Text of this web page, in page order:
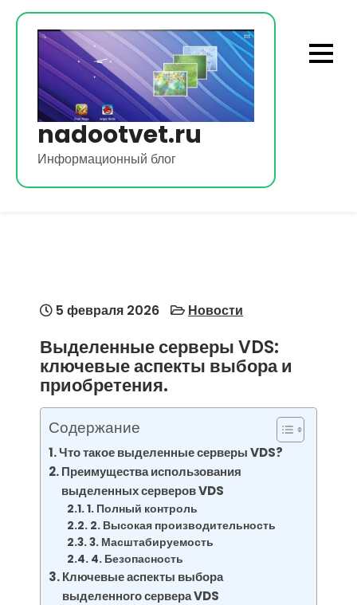
Перейти
содержимому
nadootvet.ru
Информационный блог
5 февраля 2026 Новости
Выделенные серверы VDS:
ключевые аспекты выбора и
приобретения.
Содержание
Что такое выделенные серверы VDS?
Преимущества использования
выделенных серверов VDS
1. Полный контроль
2. Высокая производительность
3. Масштабируемость
4. Безопасность
Ключевые аспекты выбора
выделенного сервера VDS